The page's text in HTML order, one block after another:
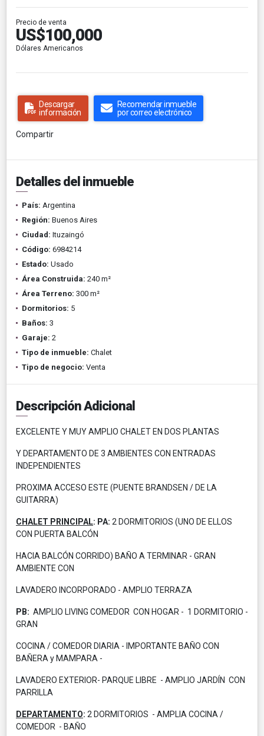
Precio de venta
US$100,000
Dólares Americanos
Descargar
información
Recomendar inmueble
por correo electrónico
Compartir
Detalles del inmueble
País: Argentina
Región: Buenos Aires
Ciudad: Ituzaingó
Código: 6984214
Estado: Usado
Área Construida: 240 m²
Área Terreno: 300 m²
Dormitorios: 5
Baños: 3
Garaje: 2
Tipo de inmueble: Chalet
Tipo de negocio: Venta
Descripción Adicional
EXCELENTE Y MUY AMPLIO CHALET EN DOS PLANTAS
Y DEPARTAMENTO DE 3 AMBIENTES CON ENTRADAS
INDEPENDIENTES
PROXIMA ACCESO ESTE (PUENTE BRANDSEN / DE LA
GUITARRA)
CHALET PRINCIPAL: PA: 2 DORMITORIOS (UNO DE ELLOS
CON PUERTA BALCÓN
HACIA BALCÓN CORRIDO) BAÑO A TERMINAR - GRAN
AMBIENTE CON
LAVADERO INCORPORADO - AMPLIO TERRAZA
PB: AMPLIO LIVING COMEDOR CON HOGAR - 1 DORMITORIO -
GRAN
COCINA / COMEDOR DIARIA - IMPORTANTE BAÑO CON
BAÑERA y MAMPARA -
LAVADERO EXTERIOR- PARQUE LIBRE - AMPLIO JARDÍN CON
PARRILLA
DEPARTAMENTO: 2 DORMITORIOS - AMPLIA COCINA /
COMEDOR - BAÑO